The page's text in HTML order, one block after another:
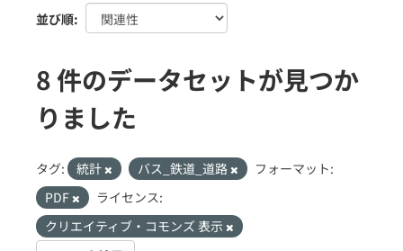
並び順
8 件のデータセットが見つか
りました
タグ: 統計 バス_鉄道_道路
フォーマット:
PDF
ライセンス:
クリエイティブ・コモンズ 表示